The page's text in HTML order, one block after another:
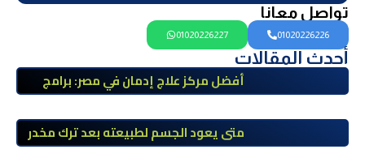
تواصل معانا
01020226226
01020226227
أحدث المقالات
أفضل مركز علاج إدمان في مصر: برامج
طبي
متى يعود الجسم لطبيعته بعد ترك مخدر